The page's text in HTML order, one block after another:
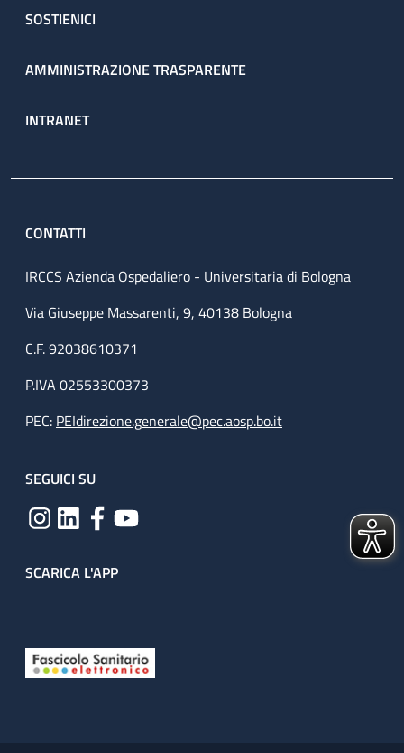
SOSTIENICI
AMMINISTRAZIONE TRASPARENTE
INTRANET
CONTATTI
IRCCS Azienda Ospedaliero - Universitaria di Bologna
Via Giuseppe Massarenti, 9, 40138 Bologna
C.F. 92038610371
P.IVA 02553300373
PEC: PEIdirezione.generale@pec.aosp.bo.it
SEGUICI SU
SCARICA L'APP